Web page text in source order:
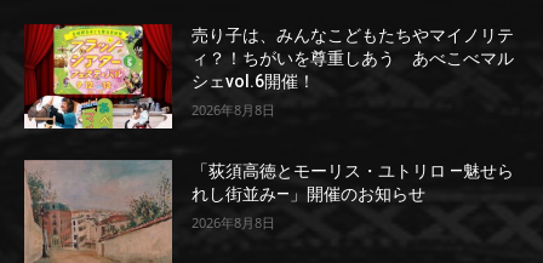
売り子は、みんなこどもたちやマイノリテ
ィ？！ちがいを尊重しあう あべこべマル
シェvol.6開催！
2026年8月8日
「荻須高徳とモーリス・ユトリロ ―魅せら
れし街並み―」開催のお知らせ
2026年8月8日